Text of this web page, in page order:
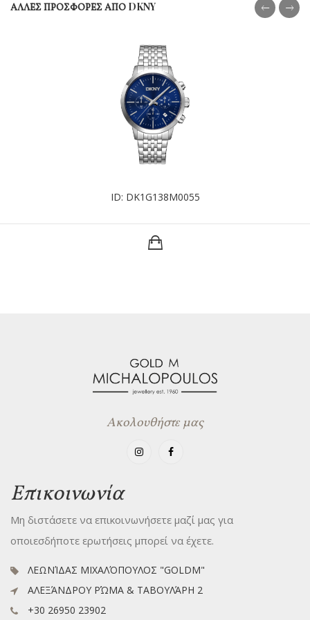
ΑΛΛΕΣ ΠΡΟΣΦΟΡΕΣ ΑΠΟ DKNY
ID: DK1G138M0055
Ακολουθήστε μας
Επικοινωνία
Μη διστάσετε να επικοινωνήσετε μαζί μας για
οποιεσδήποτε ερωτήσεις μπορεί να έχετε.
ΛΕΩΝΊΔΑΣ ΜΙΧΑΛΌΠΟΥΛΟΣ "GOLDM"
ΑΛΕΞΆΝΔΡΟΥ ΡΏΜΑ & ΤΑΒΟΥΛΆΡΗ 2
+30 26950 23902